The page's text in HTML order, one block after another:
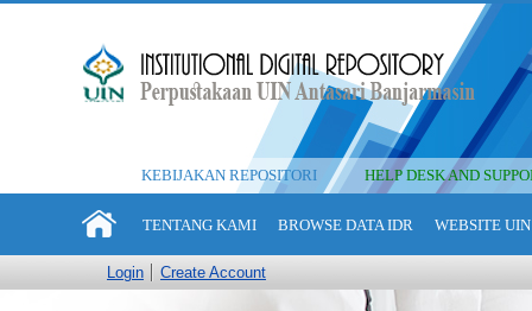
KEBIJAKAN REPOSITORI HELP DESK AND
TENTANG KAMI BROWSE DATA IDR WEBSITE
Login Create Account